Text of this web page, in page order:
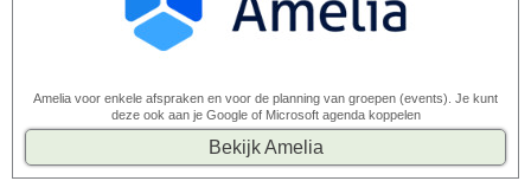
Amelia voor enkele afspraken en voor de planning van groepen (events). Je kunt
deze ook aan je Google of Microsoft agenda koppelen
Bekijk Amelia